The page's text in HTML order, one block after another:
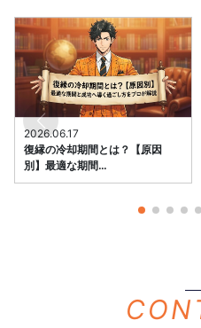
2026.06.17
復縁の冷却期間とは？【原因
別】最適な期間…